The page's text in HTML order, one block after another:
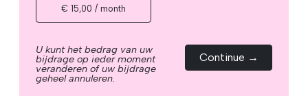
€ 15,00 / month
U kunt het bedrag van uw
bijdrage op ieder moment
veranderen of uw bijdrage
geheel annuleren.
Continue →